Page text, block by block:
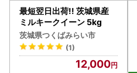
最短翌日出荷!! 茨城県産
ミルキークイーン 5kg
茨城県つくばみらい市
(1)
12,000